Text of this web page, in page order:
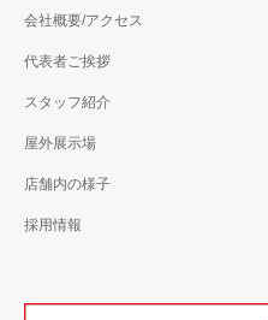
会社概要/アクセス
代表者ご挨拶
スタッフ紹介
屋外展示場
店舗内の様子
採用情報